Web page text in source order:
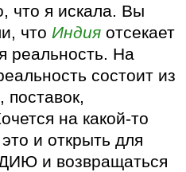
что я искала. Вы
чтоИндия отсекает
реальность. На
состоит из
поставок,
на какой-то
и открыть для
и возвращаться